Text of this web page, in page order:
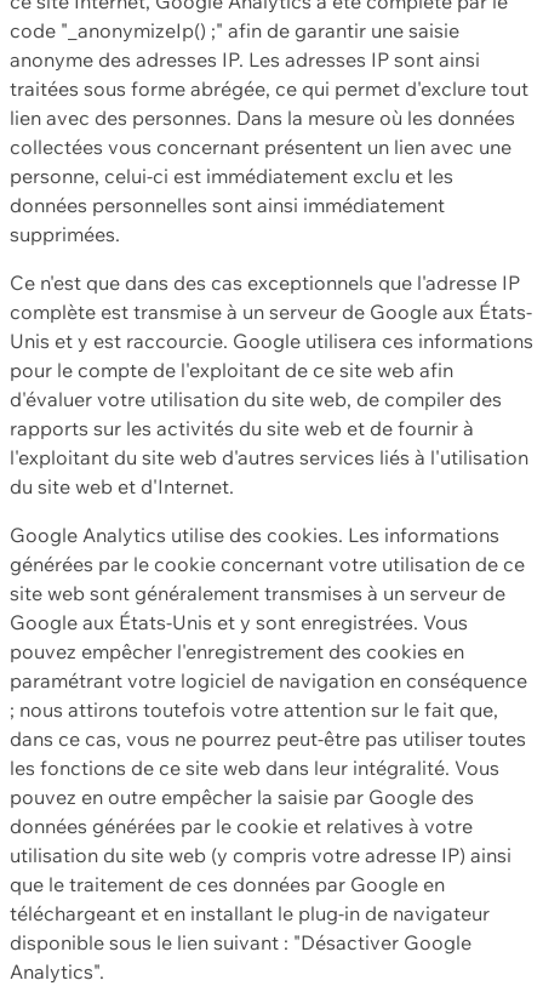
code "_anonymizeIp() ;" afin de garantir une saisie
anonyme des adresses IP. Les adresses IP sont ainsi
traitées sous forme abrégée, ce qui permet d'exclure tout
lien avec des personnes. Dans la mesure où les données
collectées vous concernant présentent un lien avec une
personne, celui-ci est immédiatement exclu et les
données personnelles sont ainsi immédiatement
supprimées.
Ce n'est que dans des cas exceptionnels que l'adresse IP
complète est transmise à un serveur de Google aux États-
Unis et y est raccourcie. Google utilisera ces informations
pour le compte de l'exploitant de ce site web afin
d'évaluer votre utilisation du site web, de compiler des
rapports sur les activités du site web et de fournir à
l'exploitant du site web d'autres services liés à l'utilisation
du site web et d'Internet.
Google Analytics utilise des cookies. Les informations
générées par le cookie concernant votre utilisation de ce
site web sont généralement transmises à un serveur de
Google aux États-Unis et y sont enregistrées. Vous
pouvez empêcher l'enregistrement des cookies en
paramétrant votre logiciel de navigation en conséquence
; nous attirons toutefois votre attention sur le fait que,
dans ce cas, vous ne pourrez peut-être pas utiliser toutes
les fonctions de ce site web dans leur intégralité. Vous
pouvez en outre empêcher la saisie par Google des
données générées par le cookie et relatives à votre
utilisation du site web (y compris votre adresse IP) ainsi
que le traitement de ces données par Google en
téléchargeant et en installant le plug-in de navigateur
disponible sous le lien suivant : "Désactiver Google
Analytics".